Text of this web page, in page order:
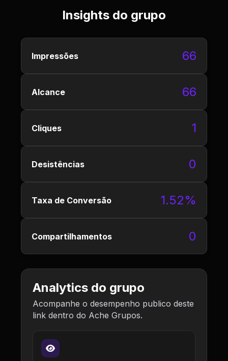
Insights do grupo
Impressões 66
Alcance 66
Cliques 1
Desistências 0
Taxa de Conversão 1.52%
Compartilhamentos 0
Analytics do grupo
Acompanhe o desempenho publico deste
link dentro do Ache Grupos.